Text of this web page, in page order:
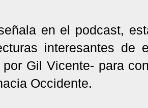
en el podcast,
interesantes
por Gil Vicente- para
Occidente.